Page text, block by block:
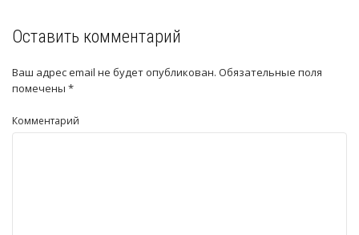
Оставить комментарий
Ваш адрес email не будет опубликован. Обязательные поля
помечены *
Комментарий